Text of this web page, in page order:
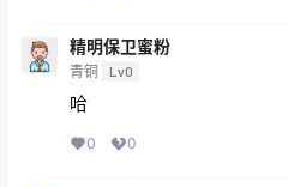
精明保卫蜜粉
青铜 Lv0
哈
0 0